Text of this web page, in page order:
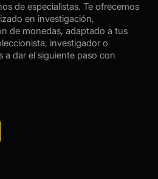
de especialistas. Te ofrecemos
en investigación,
de monedas, adaptado a tus
investigador o
a dar el siguiente paso con